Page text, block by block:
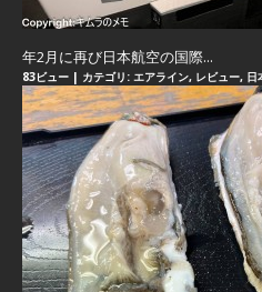
年2月に再び日本航空の国際...
83ビュー | カテゴリ: エアライン, レビュー, 日